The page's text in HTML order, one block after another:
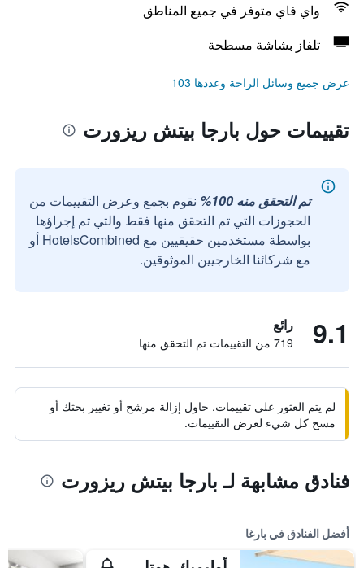
واي فاي متوفر في جميع المناطق
تلفاز بشاشة مسطحة
عرض جميع وسائل الراحة وعددها 103
تقييمات حول بارجا بيتش ريزورت
تم التحقق منه 100%
نقوم بجمع وعرض التقييمات من
الحجوزات التي تم التحقق منها فقط والتي تم إجراؤها
بواسطة مستخدمين حقيقيين مع HotelsCombined أو
مع شركائنا الخارجيين الموثوقين.
9.1 رائع
719 من التقييمات تم التحقق منها
لم يتم العثور على تقييمات. حاول إزالة مرشح أو تغيير بحثك أو
مسح كل شيء لعرض التقييمات.
فنادق مشابهة لـ بارجا بيتش ريزورت
أفضل الفنادق في بارغا